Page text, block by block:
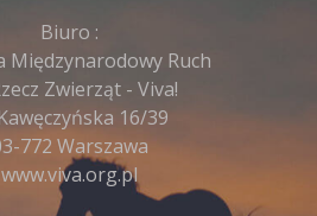
Biuro :
Międzynarodowy Ruch
Zwierząt - Viva!
16/39
772 Warszawa
www.viva.org.pl